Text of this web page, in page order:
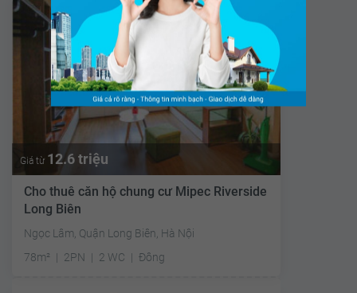
Giá từ 12.6 triệu
Cho thuê căn hộ chung cư Mipec Riverside
Long Biên
Ngọc Lâm, Quận Long Biên, Hà Nội
78m²
2PN 2 WC Đông